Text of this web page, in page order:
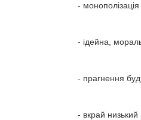
-
- ідейна,
- прагнення
- вкрай низький